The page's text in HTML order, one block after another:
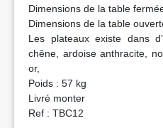
Dimensions de la table
Dimensions de la table
Les plateaux existe dans
chêne, ardoise anthracite,
or,
Poids : 57 kg
Livré monter
Ref : TBC12